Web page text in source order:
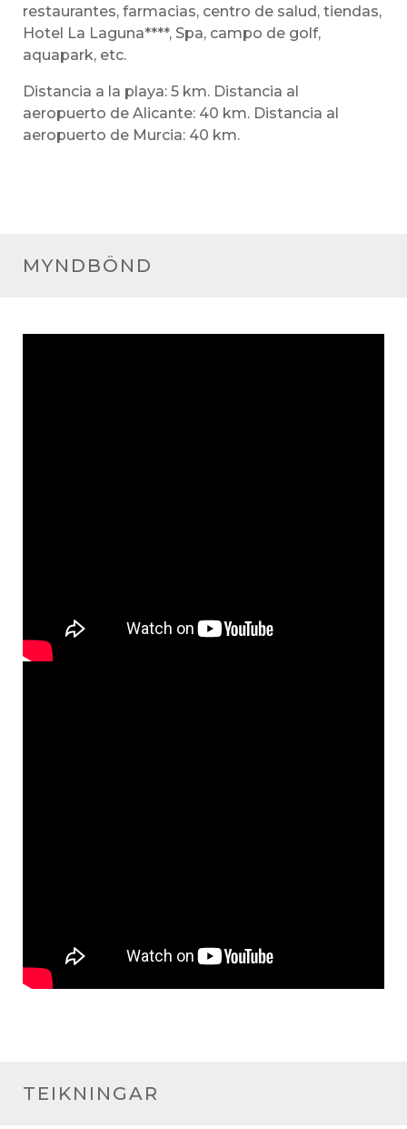
restaurantes, farmacias, centro de salud, tiendas,
Hotel La Laguna****, Spa, campo de golf,
aquapark, etc.
Distancia a la playa: 5 km. Distancia al
aeropuerto de Alicante: 40 km. Distancia al
aeropuerto de Murcia: 40 km.
MYNDBÖND
TEIKNINGAR